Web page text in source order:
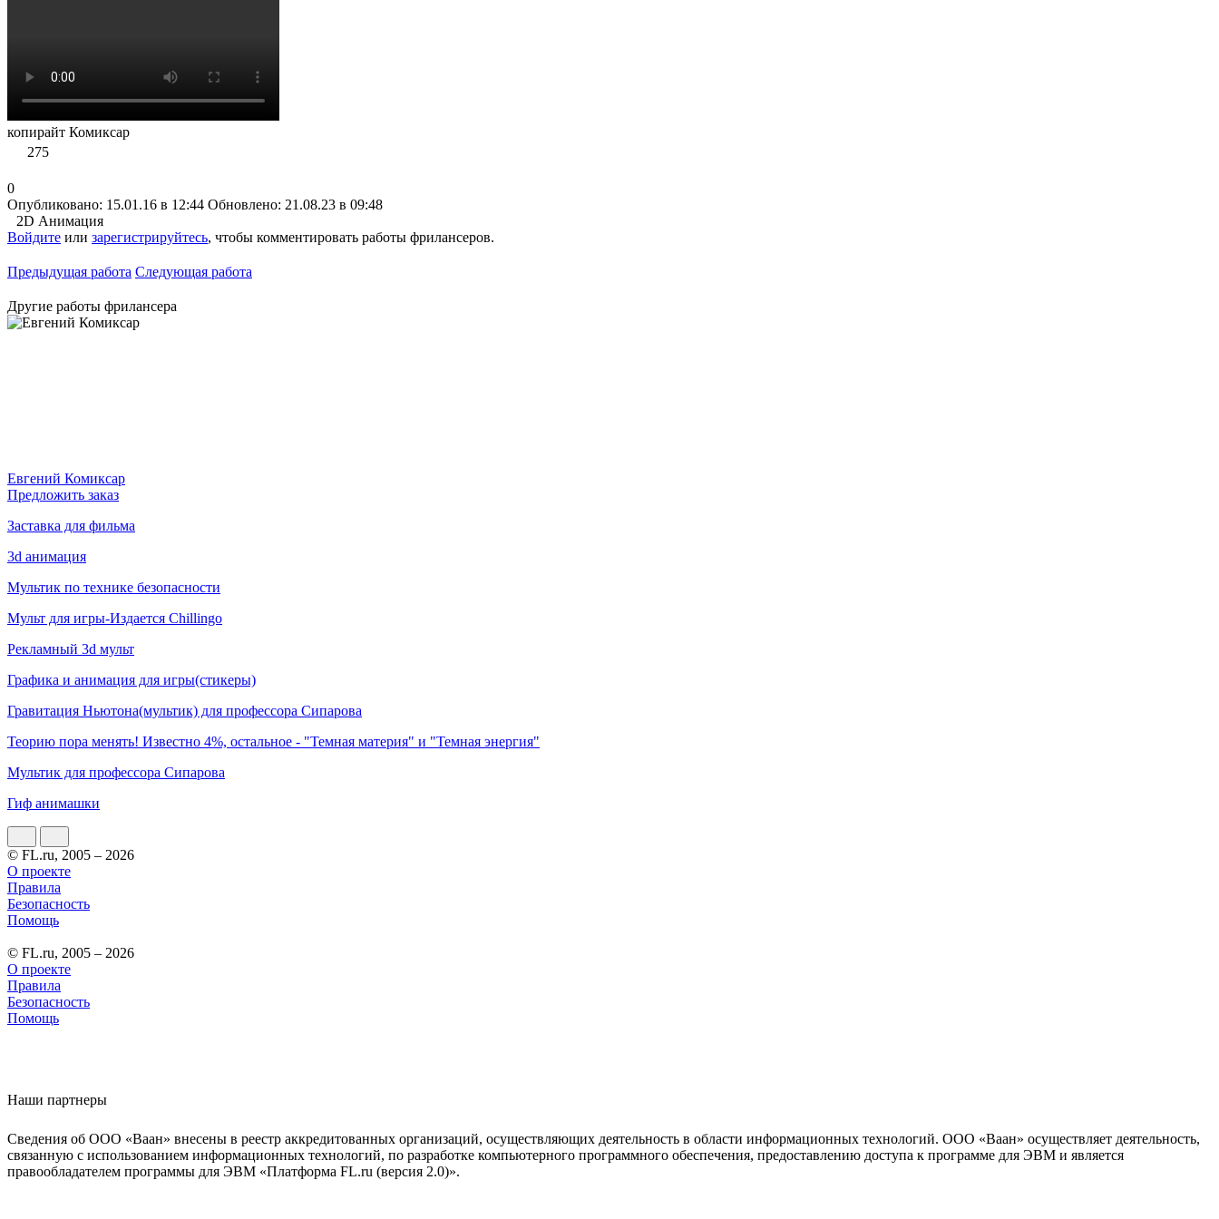
копирайт Комиксар
275
0
Опубликовано: 15.01.16 в 12:44 Обновлено: 21.08.23 в 09:48
2D Анимация
Войдите или зарегистрируйтесь, чтобы комментировать работы фрилансеров.
Предыдущая работа Следующая работа
Другие работы фрилансера
Евгений Комиксар
Предложить заказ
Заставка для фильма
3d анимация
Мультик по технике безопасности
Мульт для игры-Издается Chillingo
Рекламный 3d мульт
Графика и анимация для игры(стикеры)
Гравитация Ньютона(мультик) для профессора Сипарова
Теорию пора менять! Известно 4%, остальное - "Темная материя" и "Темная энергия"
Мультик для профессора Сипарова
Гиф анимашки
© FL.ru, 2005 – 2026
О проекте
Правила
Безопасность
Помощь
© FL.ru, 2005 – 2026
О проекте
Правила
Безопасность
Помощь
Наши партнеры
Сведения об ООО «Ваан» внесены в реестр аккредитованных организаций, осуществляющих деятельность в области информационных технологий. ООО «Ваан» осуществляет деятельность,
связанную с использованием информационных технологий, по разработке компьютерного программного обеспечения, предоставлению доступа к программе для ЭВМ и является
правообладателем программы для ЭВМ «Платформа FL.ru (версия 2.0)».